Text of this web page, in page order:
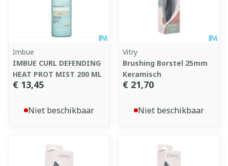
Imbue
IMBUE CURL DEFENDING
HEAT PROT MIST 200 ML
€ 13,45
Niet beschikbaar
Vitry
Brushing Borstel 25mm
Keramisch
€ 21,70
Niet beschikbaar